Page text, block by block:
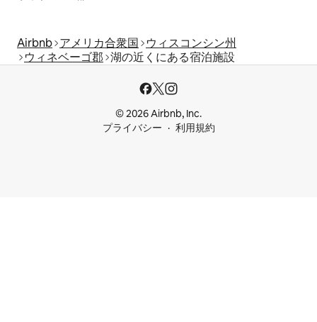
Airbnb アメリカ合衆国
ウィスコンシン州
ウィネベーゴ郡 湖の近くにある宿泊施設
© 2026 Airbnb, Inc.
プライバシー
利用規約